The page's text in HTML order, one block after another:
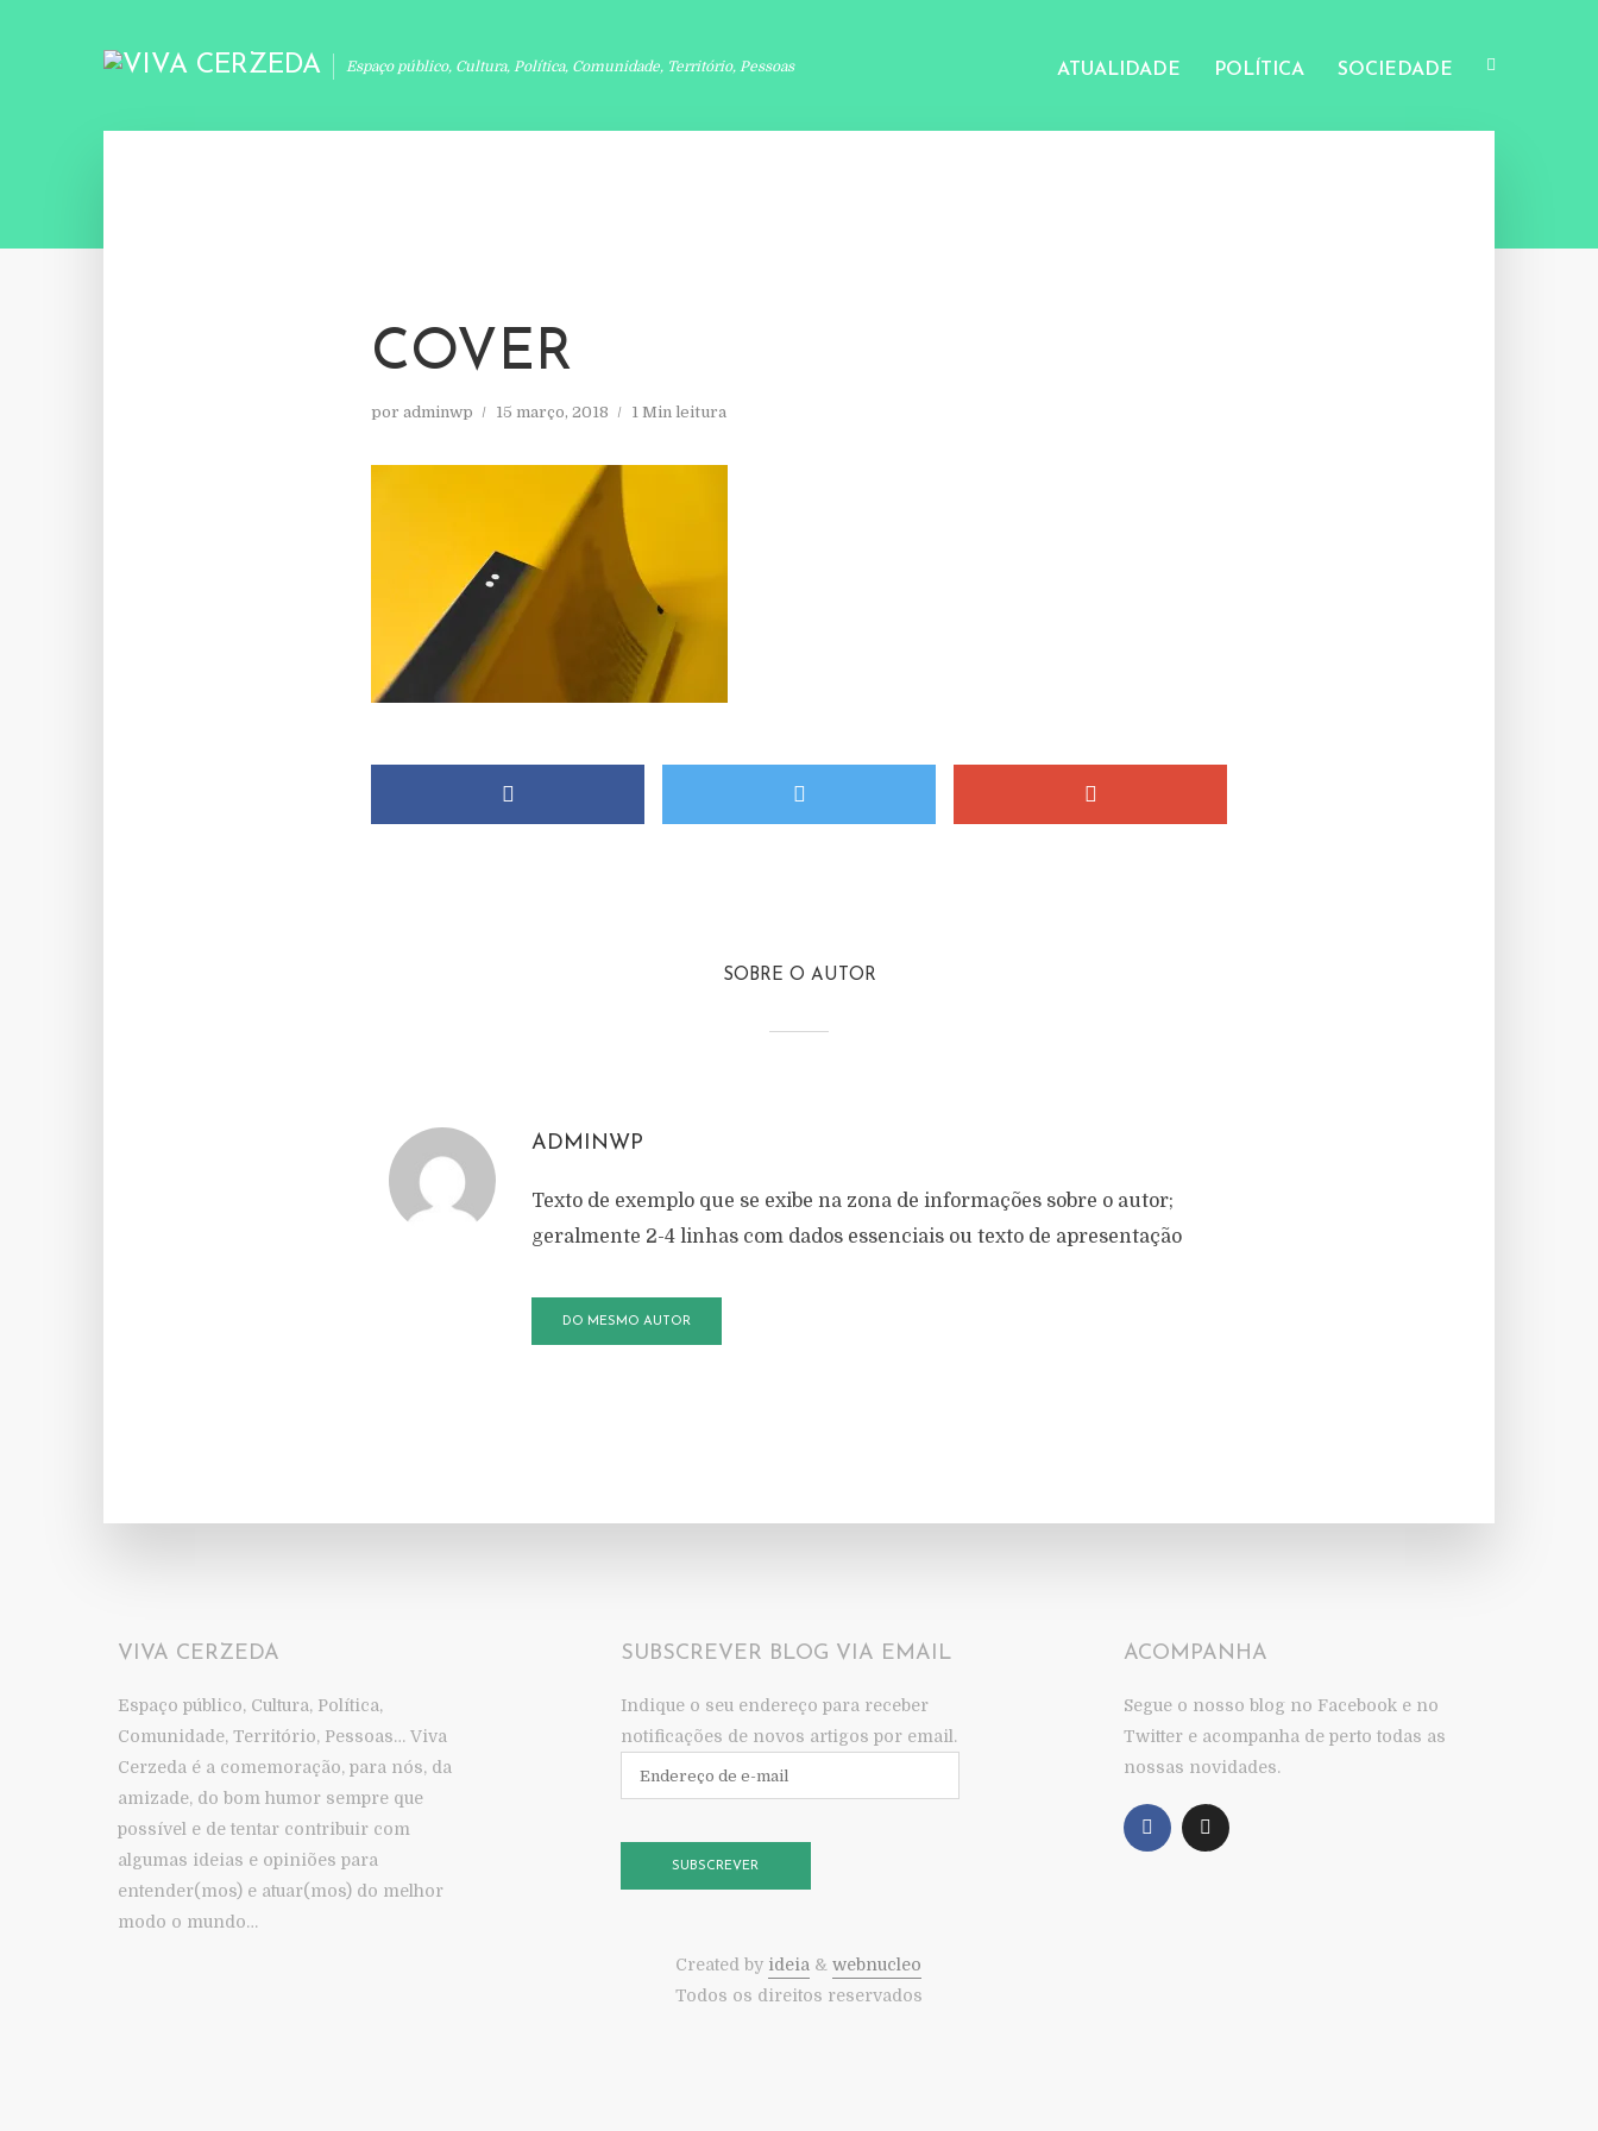
Espaço público, Cultura, Política, Comunidade, Território, Pessoas ATUALIDADE POLÍTICA SOCIEDADE
COVER
por adminwp 15 março, 2018 1 Min leitura
SOBRE O AUTOR
ADMINWP
Texto de exemplo que se exibe na zona de informações sobre o autor;
geralmente 2-4 linhas com dados essenciais ou texto de apresentação
DO MESMO AUTOR
VIVA CERZEDA
Espaço público, Cultura, Política,
Comunidade, Território, Pessoas… Viva
Cerzeda é a comemoração, para nós, da
amizade, do bom humor sempre que
possível e de tentar contribuir com
algumas ideias e opiniões para
entender(mos) e atuar(mos) do melhor
modo o mundo…
SUBSCREVER BLOG VIA EMAIL
Indique o seu endereço para receber
notificações de novos artigos por email.
Endereço
de
SUBSCREVER
Created by ideia &webnucleo
Todos os direitos reservados
ACOMPANHA
Segue o nosso blog no Facebook e no
Twitter e acompanha de perto todas as
nossas novidades.